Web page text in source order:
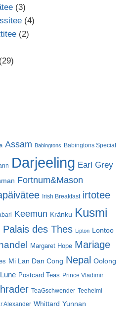
(3)
(4)
(2)
(29)
Assam Babingtons Babingtons Special
Darjeeling Earl Grey
Fortnum&Mason
Irish Breakfast irtotee
Keemun Kränku Kusmi
Palais des Thes Lipton Lontoo
Margaret Hope Mariage
Mi Lan Dan Cong Nepal Oolong
Postcard Teas Prince Vladimir
TeaGschwender Teehelmi
Alexander Whittard Yunnan